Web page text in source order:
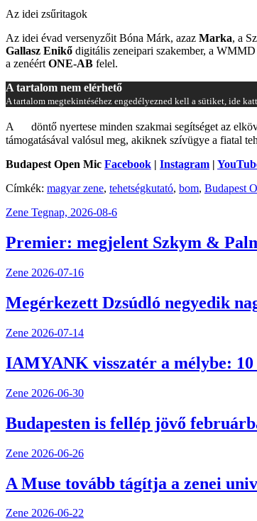
Az idei zsűritagok
Az idei évad versenyzőit Bóna Márk, azaz Marka, a
Gallasz Enikő digitális zeneipari szakember, a
a zenéértONE-AB felel.
A tartalom nem elérhető
A tartalom megtekintéséhez engedélyezned kell a sütiket, ide
A döntő nyertese minden szakmai segítséget az
támogatásával valósul meg, akiknek szívügye a fiatal
Budapest Open Mic Facebook | Instagram |
Címkék: magyar zene, tehetségkutató, bom, Budapest
Zene Tegnap, 2026-08-6
Premier: megjelent Szkym &
Zene 2026-07-16
Megérkezett Dzsúdló negyedik
Zene 2026-07-14
IAMYANK visszatér a mélybe:
Zene 2026-06-30
Budapesten is fellép jövő
Zene 2026-06-26
A Muse tovább tágítja a zenei
Zene 2026-06-22